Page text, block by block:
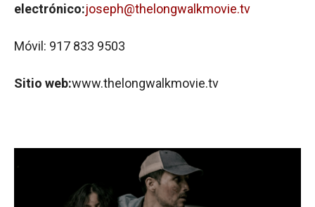
electrónico:joseph@thelongwalkmovie.tv
Móvil: 917 833 9503
Sitio web:www.thelongwalkmovie.tv